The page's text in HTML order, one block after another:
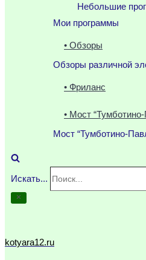
Небольшие
Мои программы
• Обзоры
Обзоры различной
• Фриланс
• Мост
Мост “Тумботино-
Искать...
kotyara12.ru